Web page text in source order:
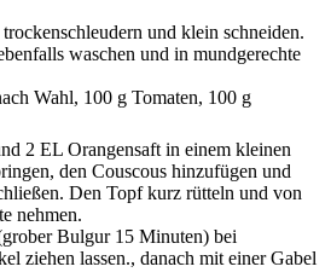
und klein schneiden.
waschen und in mundgerechte
Wahl, 100 g Tomaten, 100 g
2 EL Orangensaft in einem kleinen
den Couscous hinzufügen und
Den Topf kurz rütteln und von
nehmen.
Bulgur 15 Minuten) bei
ziehen lassen., danach mit einer Gabel